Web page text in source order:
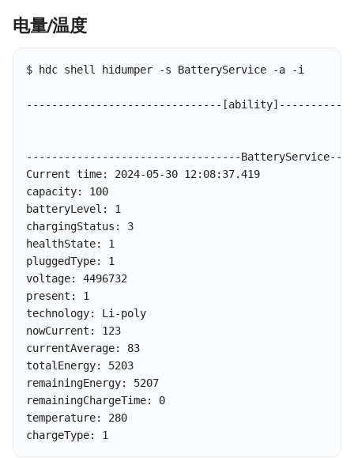
电量/温度
$ hdc shell hidumper -s
-------------------------------
----------------------------------
Current time: 2024-05-30 12:08:37.419
capacity: 100
batteryLevel: 1
chargingStatus: 3
healthState: 1
pluggedType: 1
voltage: 4496732
present: 1
technology: Li-poly
nowCurrent: 123
currentAverage: 83
totalEnergy: 5203
remainingEnergy: 5207
remainingChargeTime: 0
temperature: 280
chargeType: 1